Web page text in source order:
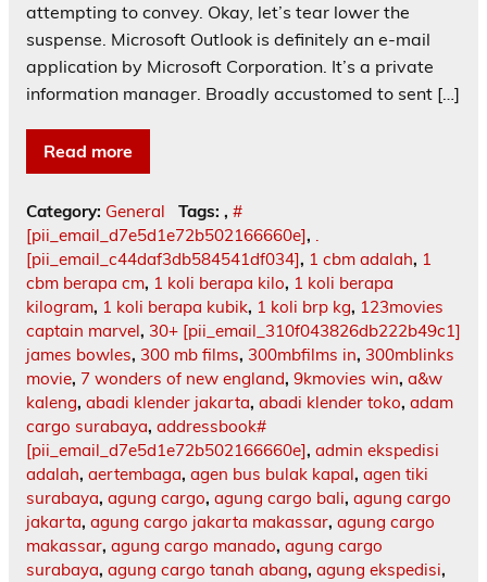
attempting to convey. Okay, let’s tear lower the
suspense. Microsoft Outlook is definitely an e-mail
application by Microsoft Corporation. It’s a private
information manager. Broadly accustomed to sent […]
Read more
Category: General Tags: , #
[pii_email_d7e5d1e72b502166660e], .
[pii_email_c44daf3db584541df034], 1 cbm adalah, 1
cbm berapa cm, 1 koli berapa kilo, 1 koli berapa
kilogram, 1 koli berapa kubik, 1 koli brp kg, 123movies
captain marvel, 30+ [pii_email_310f043826db222b49c1]
james bowles, 300 mb films, 300mbfilms in, 300mblinks
movie, 7 wonders of new england, 9kmovies win, a&w
kaleng, abadi klender jakarta, abadi klender toko, adam
cargo surabaya, addressbook#
[pii_email_d7e5d1e72b502166660e], admin ekspedisi
adalah, aertembaga, agen bus bulak kapal, agen tiki
surabaya, agung cargo, agung cargo bali, agung cargo
jakarta, agung cargo jakarta makassar, agung cargo
makassar, agung cargo manado, agung cargo
surabaya, agung cargo tanah abang, agung ekspedisi,